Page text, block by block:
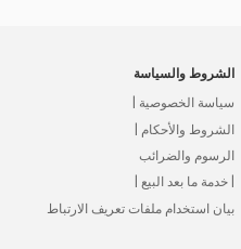
الشروط والسياسة
سياسة الخصوصية |
الشروط والأحكام |
الرسوم والضرائب
| خدمة ما بعد البيع |
بيان استخدام ملفات تعريف الارتباط